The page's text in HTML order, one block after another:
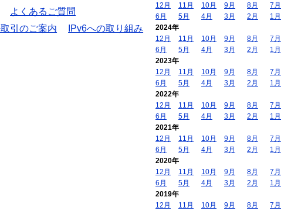
よくあるご質問
引のご案内
IPv6への取り組み
12月
11月 10月 9月 8月
7月
6月
5月 4月 3月 2月
1月
2024年
12月
11月 10月 9月 8月
7月
6月
5月 4月 3月 2月
1月
2023年
12月
11月 10月 9月 8月
7月
6月
5月 4月 3月 2月
1月
2022年
12月
11月 10月 9月 8月
7月
6月
5月 4月 3月 2月
1月
2021年
12月
11月 10月 9月 8月
7月
6月
5月 4月 3月 2月
1月
2020年
12月
11月 10月 9月 8月
7月
6月
5月 4月 3月 2月
1月
2019年
12月
11月 10月 9月 8月
7月